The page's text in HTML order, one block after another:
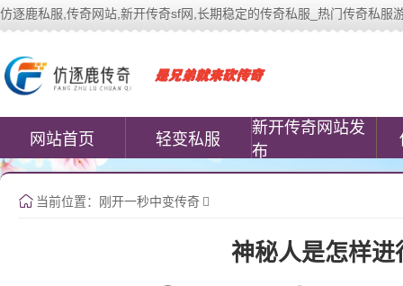
仿逐鹿私服,传奇网站,新开传奇sf网,长期稳定的传奇私服_热门传奇私服
网站首页 轻变私服
新开传奇网站发
布
当前位置： 刚开一秒中变传奇
神秘人是怎样进